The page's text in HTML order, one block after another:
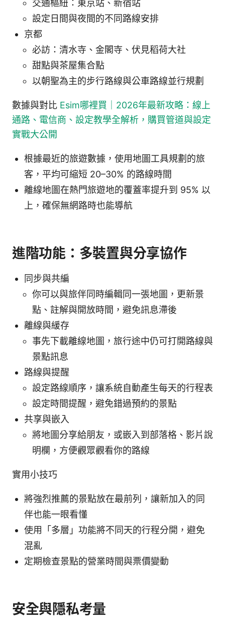
交通樞紐：東京站、新宿站
設定日間與夜間的不同路線安排
京都
必訪：清水寺、金閣寺、伏見稻荷大社
甜點與茶屋集合點
以朝聖為主的步行路線與公車路線並行規劃
數據與對比 Esim哪裡買｜2026年最新攻略：線上
通路、電信商、設定教學全解析，購買管道與設定
實戰大公開
根據最近的旅遊數據，使用地圖工具規劃的旅
客，平均可縮短 20–30% 的路線時間
離線地圖在熱門旅遊地的覆蓋率提升到 95% 以
上，確保無網路時也能導航
進階功能：多裝置與分享協作
同步與共編
你可以與旅伴同時編輯同一張地圖，更新景
點、註解與開放時間，避免訊息滯後
離線與緩存
事先下載離線地圖，旅行途中仍可打開路線與
景點訊息
路線與提醒
設定路線順序，讓系統自動產生每天的行程表
設定時間提醒，避免錯過預約的景點
共享與嵌入
將地圖分享給朋友，或嵌入到部落格、影片說
明欄，方便觀眾觀看你的路線
實用小技巧
將強烈推薦的景點放在最前列，讓新加入的同
伴也能一眼看懂
使用「多層」功能將不同天的行程分開，避免
混亂
定期檢查景點的營業時間與票價變動
安全與隱私考量